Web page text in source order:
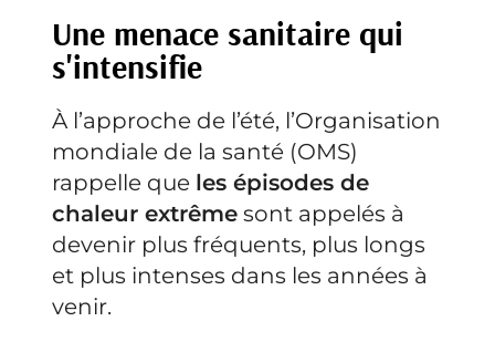
Une menace sanitaire qui
s'intensifie
À l’approche de l’été, l’Organisation
mondiale de la santé (OMS)
rappelle que les épisodes de
chaleur extrêmesont appelés à
devenir plus fréquents, plus longs
et plus intenses dans les années à
venir.